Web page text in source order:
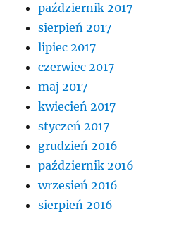
październik 2017
sierpień 2017
lipiec 2017
czerwiec 2017
maj 2017
kwiecień 2017
styczeń 2017
grudzień 2016
październik 2016
wrzesień 2016
sierpień 2016